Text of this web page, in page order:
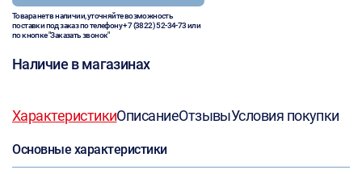
Товара нет в наличии, уточняйте возможность
поставки под заказ по телефону+7 (3822) 52-34-73или
по кнопке "Заказать звонок"
Наличие в магазинах
ХарактеристикиОписаниеОтзывыУсловия покупки
Основные характеристики